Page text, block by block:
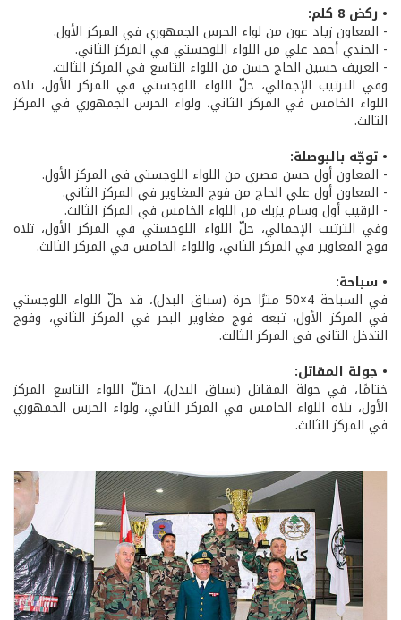
• ركض 8 كلم:
- المعاون زياد عون من لواء الحرس الجمهوري في المركز الأول.
- الجندي أحمد علي من اللواء اللوجستي في المركز الثاني.
- العريف حسين الحاج حسن من اللواء التاسع في المركز الثالث.
وفي الترتيب الإجمالي، حلّ اللواء اللوجستي في المركز الأول، تلاه
اللواء الخامس في المركز الثاني، ولواء الحرس الجمهوري في المركز
الثالث.
• توجّه بالبوصلة:
- المعاون أول حسن مصري من اللواء اللوجستي في المركز الأول.
- المعاون أول علي الحاج من فوج المغاوير في المركز الثاني.
- الرقيب أول وسام يزبك من اللواء الخامس في المركز الثالث.
وفي الترتيب الإجمالي، حلّ اللواء اللوجستي في المركز الأول، تلاه
فوج المغاوير في المركز الثاني، واللواء الخامس في المركز الثالث.
• سباحة:
في السباحة 4×50 مترًا حرة (سباق البدل)، قد حلّ اللواء اللوجستي
في المركز الأول، تبعه فوج مغاوير البحر في المركز الثاني، وفوج
التدخل الثاني في المركز الثالث.
• جولة المقاتل:
ختامًا، في جولة المقاتل (سباق البدل)، احتلّ اللواء التاسع المركز
الأول، تلاه اللواء الخامس في المركز الثاني، ولواء الحرس الجمهوري
في المركز الثالث.